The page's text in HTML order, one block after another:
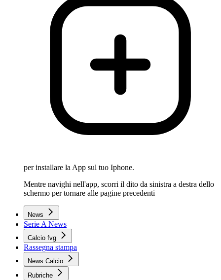
per installare la App sul tuo Iphone.
Mentre navighi nell'app, scorri il dito da sinistra a destra dello
schermo per tornare alle pagine precedenti
News
Serie A News
Calcio fvg
Rassegna stampa
News Calcio
Rubriche